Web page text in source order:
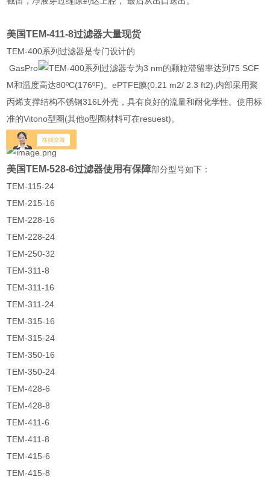
美国TEM-411-8过滤器大量现货
TEM-400系列过滤器是专门设计的
GasPro
TEM-400系列过滤器专为3 nm的颗粒滞留率达到75 SCF
M和温度高达80ºC(176ºF)。ePTFE膜(0.21 m2/ 2.3 ft2),内部采用聚
丙烯支撑结构不锈钢316L外壳，具有良好的流量和耐化学性。使用标
准的Vitono型圈(其他o型圈材料可在resuest)。
美国TEM-528-6过滤器使用有保障部分型号如下：
TEM-115-24
TEM-215-16
TEM-228-16
TEM-228-24
TEM-250-32
TEM-311-8
TEM-311-16
TEM-311-24
TEM-315-16
TEM-315-24
TEM-350-16
TEM-350-24
TEM-428-6
TEM-428-8
TEM-411-6
TEM-411-8
TEM-415-6
TEM-415-8